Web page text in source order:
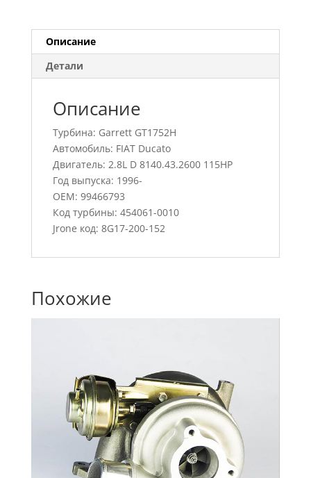
Описание
Детали
Описание
Турбина: Garrett GT1752H
Автомобиль: FIAT Ducato
Двигатель: 2.8L D 8140.43.2600 115HP
Год выпуска: 1996-
OEM: 99466793
Код турбины: 454061-0010
Jrone код: 8G17-200-152
Похожие